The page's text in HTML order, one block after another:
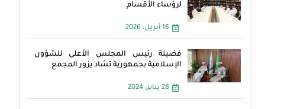
لرؤساء الأقسام
16 أبريل، 2026
فضيلة رئيس المجلس الأعلى للشؤون
الإسلامية بجمهورية تشاد يزور المجمع
28 يناير، 2024